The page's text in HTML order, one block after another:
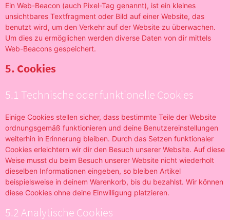
Ein Web-Beacon (auch Pixel-Tag genannt), ist ein kleines
unsichtbares Textfragment oder Bild auf einer Website, das
benutzt wird, um den Verkehr auf der Website zu überwachen.
Um dies zu ermöglichen werden diverse Daten von dir mittels
Web-Beacons gespeichert.
5. Cookies
5.1 Technische oder funktionelle Cookies
Einige Cookies stellen sicher, dass bestimmte Teile der Website
ordnungsgemäß funktionieren und deine Benutzereinstellungen
weiterhin in Erinnerung bleiben. Durch das Setzen funktionaler
Cookies erleichtern wir dir den Besuch unserer Website. Auf diese
Weise musst du beim Besuch unserer Website nicht wiederholt
dieselben Informationen eingeben, so bleiben Artikel
beispielsweise in deinem Warenkorb, bis du bezahlst. Wir können
diese Cookies ohne deine Einwilligung platzieren.
5.2 Analytische Cookies